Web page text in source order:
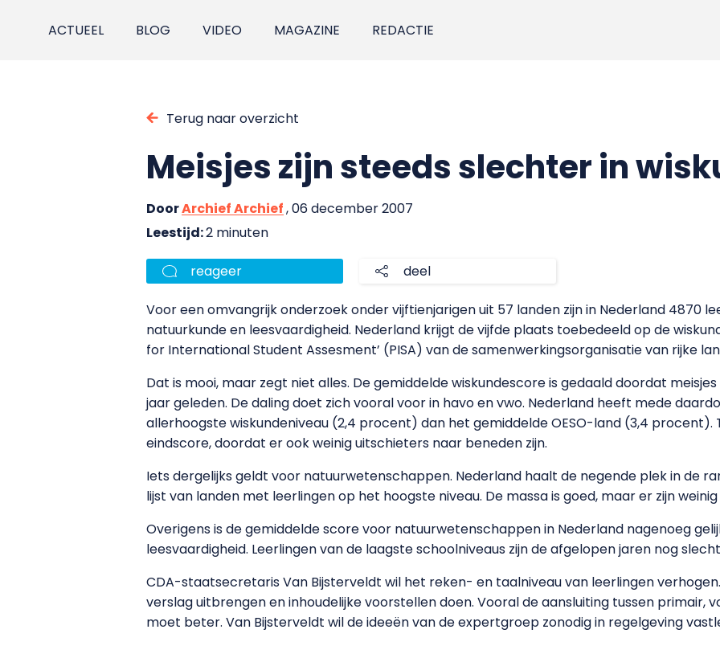
ACTUEEL BLOG VIDEO MAGAZINE REDACTIE
Terug naar overzicht
Meisjes zijn steeds slechter in
DoorArchief Archief, 06 december 2007
Leestijd:2 minuten
reageer deel
Voor een omvangrijk onderzoek onder vijftienjarigen uit 57 landen zijn in Nederland 4870
natuurkunde en leesvaardigheid. Nederland krijgt de vijfde plaats toebedeeld op de
for International Student Assesment’ (PISA) van de samenwerkingsorganisatie van rijke
Dat is mooi, maar zegt niet alles. De gemiddelde wiskundescore is gedaald doordat
jaar geleden. De daling doet zich vooral voor in havo en vwo. Nederland heeft mede
allerhoogste wiskundeniveau (2,4 procent) dan het gemiddelde OESO-land (3,4
eindscore, doordat er ook weinig uitschieters naar beneden zijn.
Iets dergelijks geldt voor natuurwetenschappen. Nederland haalt de negende plek in de
lijst van landen met leerlingen op het hoogste niveau. De massa is goed, maar er zijn
Overigens is de gemiddelde score voor natuurwetenschappen in Nederland nagenoeg
leesvaardigheid. Leerlingen van de laagste schoolniveaus zijn de afgelopen jaren nog
CDA-staatsecretaris Van Bijsterveldt wil het reken- en taalniveau van leerlingen verhogen.
verslag uitbrengen en inhoudelijke voorstellen doen. Vooral de aansluiting tussen primair,
moet beter. Van Bijsterveldt wil de ideeën van de expertgroep zonodig in regelgeving